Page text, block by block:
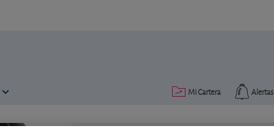
Alertas
Mi Cartera